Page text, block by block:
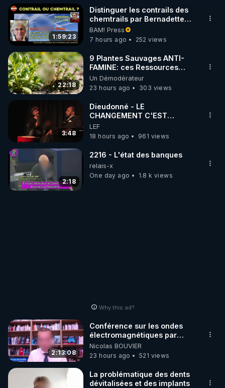
1:59:23
Distinguer les contrails des
chemtrails par Bernadette
Bihin
BAM! Press
7 hours ago
252 views
22:18
9 Plantes Sauvages ANTI-
FAMINE: ces Ressources
JARDIN&des Haies
Un Démodérateur
23 hours ago
303 views
3:48
Dieudonné - LE
CHANGEMENT C'EST
MAINTENANT
LEF
18 hours ago
961 views
2:18
2216 - L'état des banques
relais-x
One day ago
1.8 k views
Why this ad?
2:13:08
Conférence sur les ondes
électromagnétiques par
Grégoire Caustru et Bart de
Wever !
Nicolas BOUVIER
23 hours ago
521 views
La problématique des dents
dévitalisées et des implants